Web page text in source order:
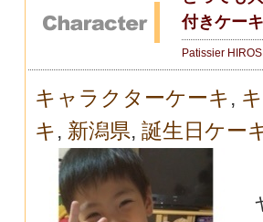
付きケー
Patissier
キャラクターケーキ ,
キ , 新潟県, 誕生日ケー